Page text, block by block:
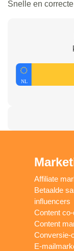
Snelle en
Affiliate
Betaalde
influencers
Content
Content
Conversie-
E-